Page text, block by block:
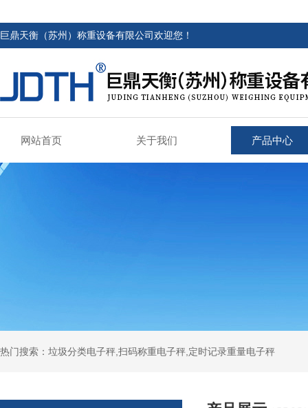
巨鼎天衡（苏州）称重设备有限公司欢迎您！
网站首页 关于我们 产品中心
热门搜索：垃圾分类电子秤,扫码称重电子秤,定时记录重量电子秤